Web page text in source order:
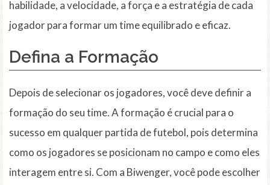
habilidade, a velocidade, a força e a estratégia de cada
jogador para formar um time equilibrado e eficaz.
Defina a Formação
Depois de selecionar os jogadores, você deve definir a
formação do seu time. A formação é crucial para o
sucesso em qualquer partida de futebol, pois determina
como os jogadores se posicionam no campo e como eles
interagem entre si. Com a Biwenger, você pode escolher